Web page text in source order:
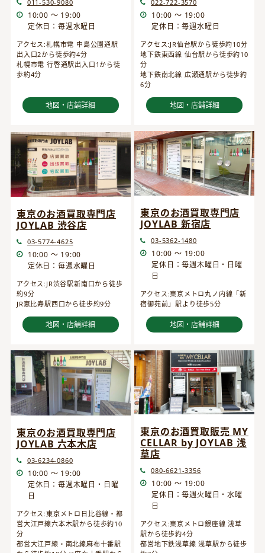
011-530-9080
10:00 ～ 19:00
定休日：毎週水曜日
アクセス:札幌市電 中島公園通駅
出入口2から徒歩約4分
札幌市電 行啓通駅出入口1から徒
歩約4分
地図・店舗詳細
022-722-3570
10:00 ～ 19:00
定休日：毎週水曜日
アクセス:JR仙台駅から徒歩約10分
地下鉄東西線 仙台駅から徒歩約10
分
地下鉄南北線 広瀬通駅から徒歩約
6分
地図・店舗詳細
東京のお酒買取専門店
JOYLAB 渋谷店
03-5774-4625
10:00 ～ 19:00
定休日：毎週水曜日
アクセス:JR渋谷駅新南口から徒歩
約9分
JR恵比寿駅西口から徒歩約9分
地図・店舗詳細
東京のお酒買取専門店
JOYLAB 新宿店
03-5362-1480
10:00 ～ 19:00
定休日：毎週木曜日・日曜
日
アクセス:東京メトロ丸ノ内線「新
宿御苑前」駅より徒歩5分
地図・店舗詳細
東京のお酒買取専門店
JOYLAB 六本木店
03-6234-0860
10:00 ～ 19:00
定休日：毎週木曜日・日曜
日
アクセス:東京メトロ日比谷線・都
営大江戸線六本木駅から徒歩約10
分
都営大江戸線・南北線麻布十番駅
東京のお酒買取販売 MY
CELLAR by JOYLAB 浅
草店
080-6621-3356
10:00 ～ 19:00
定休日：毎週火曜日・水曜
日
アクセス:東京メトロ銀座線 浅草
駅から徒歩約4分
都営地下鉄浅草線 浅草駅から徒歩